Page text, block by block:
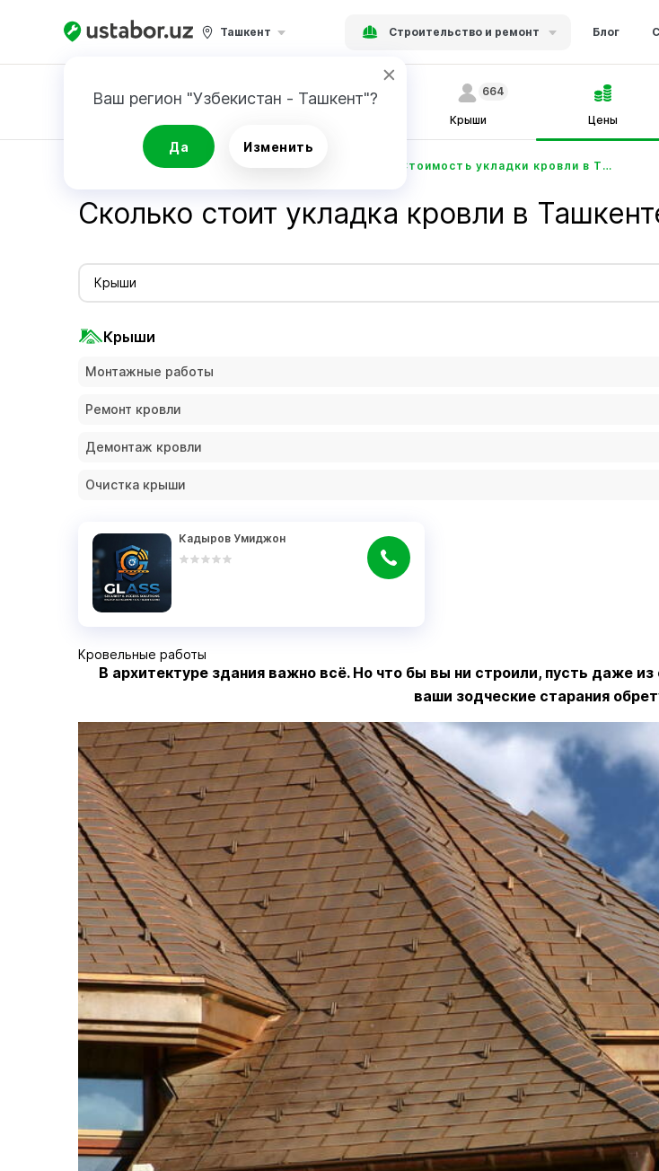
Ташкент Строительство и ремонт Блог
Ваш регион "Узбекистан - Ташкент"?
Да Изменить
Крыши
664
Цены
Стоимость укладки кровли в Ташкенте - Ustabor.uz
Сколько стоит укладка кровли в
Крыши
Крыши
Монтажные работы
Ремонт кровли
Демонтаж кровли
Очистка крыши
Кадыров Умиджон
Кровельные работы
В архитектуре здания важно всё. Но что бы вы ни строили, пусть даже
ваши зодческие старания